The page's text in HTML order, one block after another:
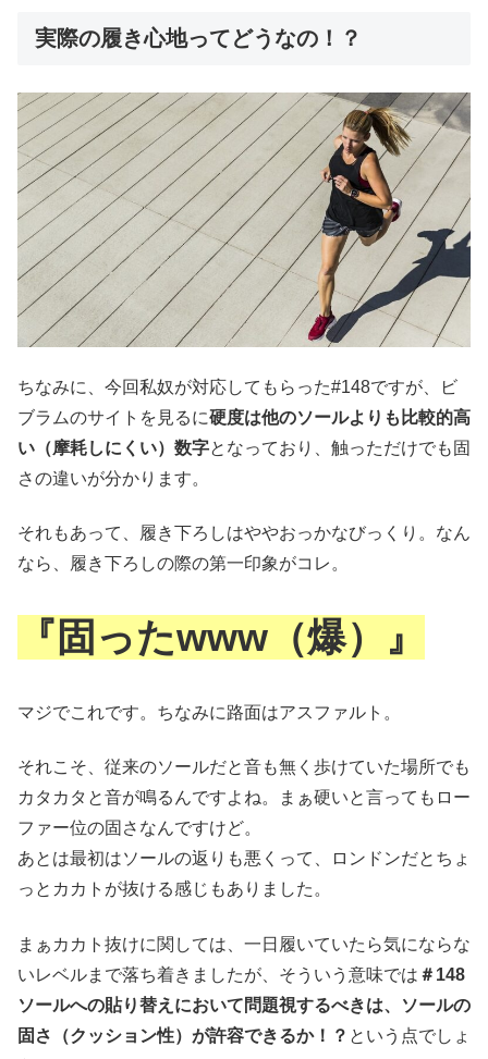
実際の履き心地ってどうなの！？
ちなみに、今回私奴が対応してもらった#148ですが、ビ
ブラムのサイトを見るに硬度は他のソールよりも比較的高
い（摩耗しにくい）数字となっており、触っただけでも固
さの違いが分かります。
それもあって、履き下ろしはややおっかなびっくり。なん
なら、履き下ろしの際の第一印象がコレ。
『固ったwww （爆）』
マジでこれです。ちなみに路面はアスファルト。
それこそ、従来のソールだと音も無く歩けていた場所でも
カタカタと音が鳴るんですよね。まぁ硬いと言ってもロー
ファー位の固さなんですけど。
あとは最初はソールの返りも悪くって、ロンドンだとちょ
っとカカトが抜ける感じもありました。
まぁカカト抜けに関しては、一日履いていたら気にならな
いレベルまで落ち着きましたが、そういう意味では ＃148
ソールへの貼り替えにおいて問題視するべきは、ソールの
固さ（クッション性）が許容できるか！？ という点でしょ